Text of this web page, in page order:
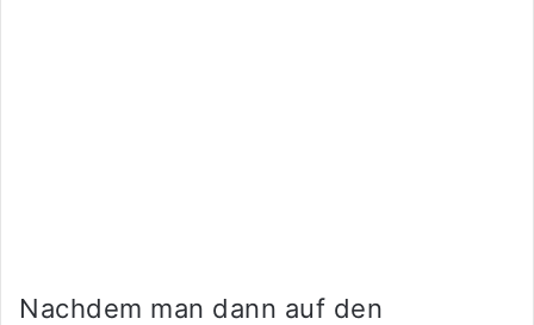
Nachdem man dann auf den